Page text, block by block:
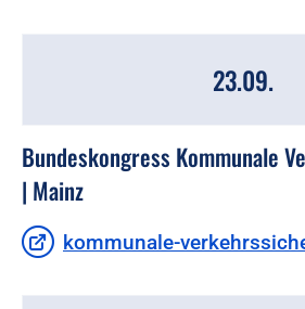
23.09.
Bundeskongress Kommunale
| Mainz
kommunale-